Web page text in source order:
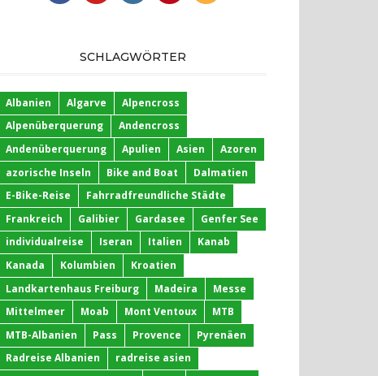
SCHLAGWÖRTER
Albanien Algarve
Alpencross
Alpenüberquerung
Andencross
Andenüberquerung
Apulien Asien
Azoren
azorische Inseln
Bike and Boat
Dalmatien
E-Bike-Reise
Fahrradfreundliche Städte
Frankreich
Galibier Gardasee
Genfer See
individualreise
Iseran Italien
Kanab
Kanada
Kolumbien
Kroatien
Landkartenhaus Freiburg
Madeira
Messe
Mittelmeer
Moab Mont Ventoux
MTB
MTB-Albanien
Pass Provence
Pyrenäen
Radreise Albanien
radreise asien